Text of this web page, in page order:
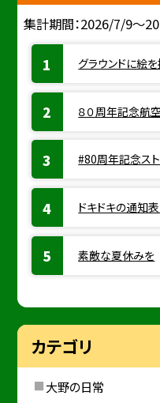
集計期間：2026/7/9～
グラウンドに絵を
８０周年記念航
#80周年記念ス
ドキドキの通知表
素敵な夏休みを
カテゴリ
大野の日常